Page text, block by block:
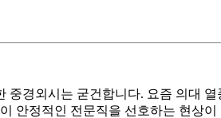
경외시는 굳건합니다. 요즘 의대
안정적인 전문직을 선호하는 현상